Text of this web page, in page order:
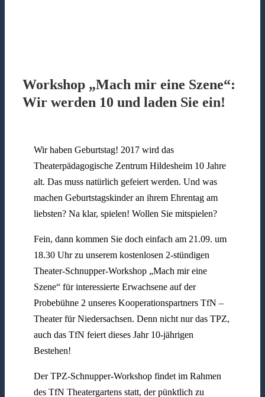
Workshop „Mach mir eine Szene“:
Wir werden 10 und laden Sie ein!
Wir haben Geburtstag! 2017 wird das
Theaterpädagogische Zentrum Hildesheim 10 Jahre
alt. Das muss natürlich gefeiert werden. Und was
machen Geburtstagskinder an ihrem Ehrentag am
liebsten? Na klar, spielen! Wollen Sie mitspielen?
Fein, dann kommen Sie doch einfach am 21.09. um
18.30 Uhr zu unserem kostenlosen 2-stündigen
Theater-Schnupper-Workshop „Mach mir eine
Szene“ für interessierte Erwachsene auf der
Probebühne 2 unseres Kooperationspartners TfN –
Theater für Niedersachsen. Denn nicht nur das TPZ,
auch das TfN feiert dieses Jahr 10-jährigen
Bestehen!
Der TPZ-Schnupper-Workshop findet im Rahmen
des TfN Theatergartens statt, der pünktlich zu